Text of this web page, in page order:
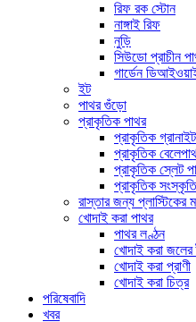
রিফ রক স্টোন
নাঙ্গাই রিফ
নুড়ি
সিউডো প্রাচীন
গার্ডেন
ইট
পাথর গুঁড়ো
প্রাকৃতিক পাথর
প্রাকৃতিক
প্রাকৃতিক
প্রাকৃতিক স্লেট
প্রাকৃতিক
রাস্তার জন্য প্লাস্টিকের
খোদাই করা পাথর
পাথর লণ্ঠন
খোদাই করা জলের
খোদাই করা প্রাণী
খোদাই করা চিত্র
পরিষেবাদি
খবর